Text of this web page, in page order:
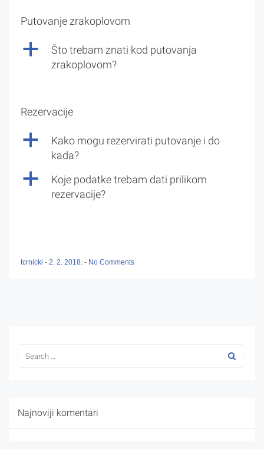
Putovanje zrakoplovom
a
Što trebam znati kod putovanja
zrakoplovom?
Rezervacije
a
Kako mogu rezervirati putovanje i do
kada?
a
Koje podatke trebam dati prilikom
rezervacije?
tcrnicki - 2. 2. 2018. - No Comments
Najnoviji komentari